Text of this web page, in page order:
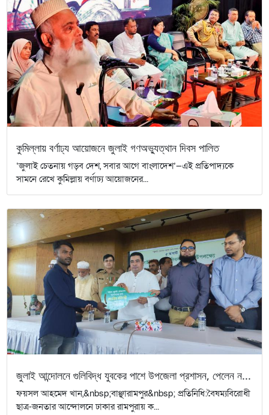
কুমিল্লায় বর্ণাঢ্য আয়োজনে জুলাই গণঅভ্যুত্থান দিবস পালিত
‘জুলাই চেতনায় গড়ব দেশ, সবার আগে বাংলাদেশ’—এই প্রতিপাদ্যকে
সামনে রেখে কুমিল্লায় বর্ণাঢ্য আয়োজনের...
জুলাই আন্দোলনে গুলিবিদ্ধ যুবকের পাশে উপজেলা প্রশাসন, পেলেন ন...
ফয়সল আহমেদ খান,&nbsp;বাঞ্ছারামপুর&nbsp; প্রতিনিধি:বৈষম্যবিরোধী
ছাত্র-জনতার আন্দোলনে ঢাকার রামপুরায় ক...